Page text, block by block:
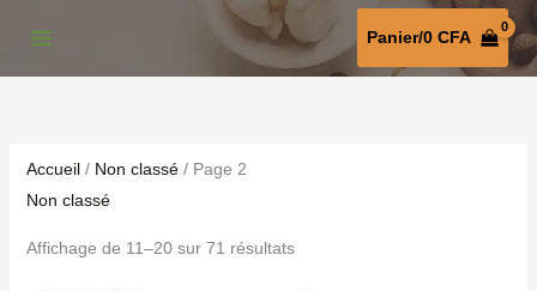
contenu
Panier/0CFA
i
r
i
Accueil/ Non classé/ Page 2
Non classé
Affichage de 11–20 sur 71 résultats